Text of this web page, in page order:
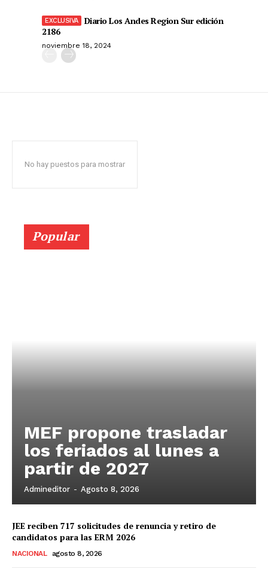
Diario Los Andes Region Sur edición
2186
noviembre 18, 2024
No hay puestos para mostrar
Popular
MEF propone trasladar
los feriados al lunes a
partir de 2027
Admineditor - Agosto 8, 2026
JEE reciben 717 solicitudes de renuncia y retiro de
candidatos para las ERM 2026
NACIONAL agosto 8, 2026